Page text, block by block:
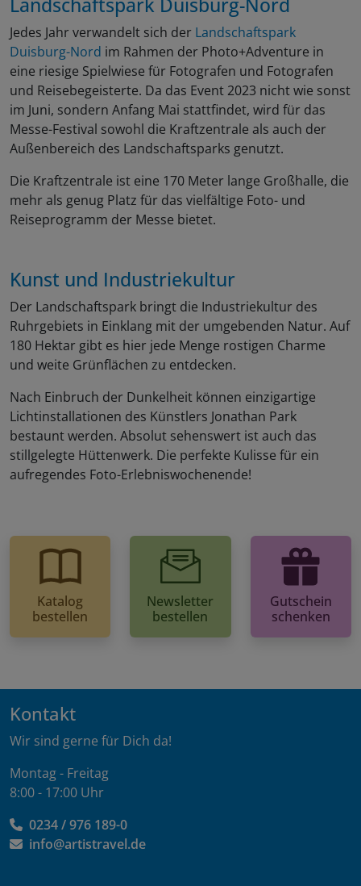
Jedes Jahr verwandelt sich der Landschaftspark
Duisburg-Nord im Rahmen der Photo+Adventure in
eine riesige Spielwiese für Fotografen und Fotografen
und Reisebegeisterte. Da das Event 2023 nicht wie sonst
im Juni, sondern Anfang Mai stattfindet, wird für das
Messe-Festival sowohl die Kraftzentrale als auch der
Außenbereich des Landschaftsparks genutzt.
Die Kraftzentrale ist eine 170 Meter lange Großhalle, die
mehr als genug Platz für das vielfältige Foto- und
Reiseprogramm der Messe bietet.
Kunst und Industriekultur
Der Landschaftspark bringt die Industriekultur des
Ruhrgebiets in Einklang mit der umgebenden Natur. Auf
180 Hektar gibt es hier jede Menge rostigen Charme
und weite Grünflächen zu entdecken.
Nach Einbruch der Dunkelheit können einzigartige
Lichtinstallationen des Künstlers Jonathan Park
bestaunt werden. Absolut sehenswert ist auch das
stillgelegte Hüttenwerk. Die perfekte Kulisse für ein
aufregendes Foto-Erlebniswochenende!
Katalog
bestellen
Newsletter
bestellen
Gutschein
schenken
Kontakt
Wir sind gerne für Dich da!
Montag - Freitag
8:00 - 17:00 Uhr
0234 / 976 189-0
info@artistravel.de